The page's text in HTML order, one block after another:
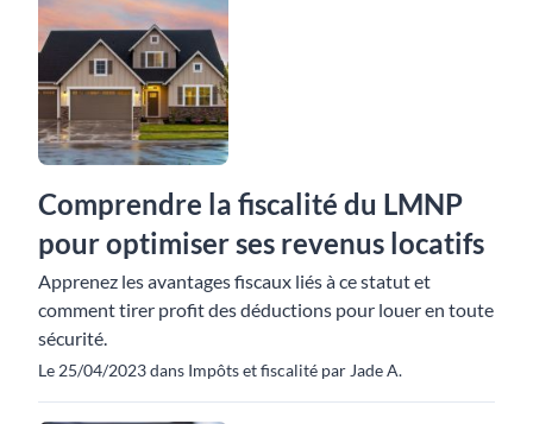
Comprendre la fiscalité du LMNP
pour optimiser ses revenus locatifs
Apprenez les avantages fiscaux liés à ce statut et
comment tirer profit des déductions pour louer en toute
sécurité.
Le 25/04/2023 dans Impôts et fiscalité par Jade A.